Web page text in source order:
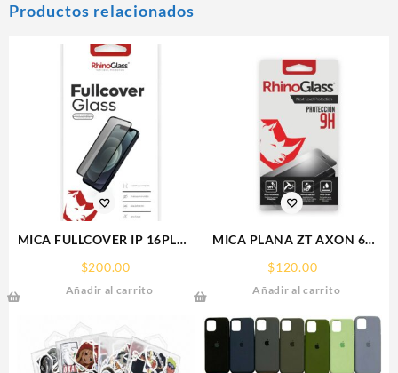
Productos relacionados
MICA FULLCOVER IP 16PLUS
$200.00
Añadir al carrito
MICA PLANA ZT AXON 60
$120.00
Añadir al carrito